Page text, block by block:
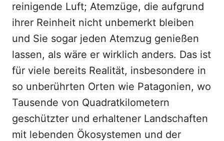
reinigende Luft; Atemzüge, die aufgrund
ihrer Reinheit nicht unbemerkt bleiben
und Sie sogar jeden Atemzug genießen
lassen, als wäre er wirklich anders. Das ist
für viele bereits Realität, insbesondere in
so unberührten Orten wie Patagonien, wo
Tausende von Quadratkilometern
geschützter und erhaltener Landschaften
mit lebenden Ökosystemen und der